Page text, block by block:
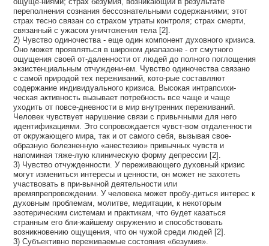
переполнения сознания бессознательными содержаниями; этот
страх тесно связан со страхом утраты контроля; страх смерти,
связанный с ужасом уничтожения тела [2].
2) Чувство одиночества - еще один компонент духовного кризиса.
Оно может проявляться в широком диапазоне - от смутного
ощущения своей от-даленности от людей до полного поглощения
экзистенциальным отчуждени-ем. Чувство одиночества связано
с самой природой тех переживаний, кото-рые составляют
содержание индивидуального кризиса. Высокая интрапсихи-
ческая активность вызывает потребность все чаще и чаще
уходить от повсе-дневности в мир внутренних переживаний.
Человек чувствует нарушение связи с привычными для него
идентификациями. Это сопровождается чувст-вом отдаленности
от окружающего мира, так и от самого себя, вызывая свое-
образную болезненную «анестезию» привычных чувств и
напоминая тяже-лую клиническую форму депрессии [2].
3) Чувство отчужденности. У переживающего духовный кризис
могут измениться интересы и ценности, он может не захотеть
участвовать в при-вычной деятельности или
времяпрепровождении. У человека может пробу-диться интерес к
духовным проблемам, молитве, медитации, к некоторым
эзотерическим системам и практикам, что будет казаться
странным его бли-жайшему окружению и способствовать
возникновению ощущения, что он чужой среди людей [2].
3) Субъективно переживаемые состояния «безумия».